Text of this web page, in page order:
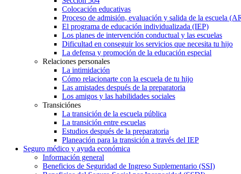
Colocación educativas
Proceso de admisión, evaluación y salida de la escuela
El programa de educación individualizada (IEP)
Los planes de intervención conductual y las escuelas
Dificultad en conseguir los servicios que necesita tu hijo
La defensa y promoción de la educación especial
Relaciones personales
La intimidación
Cómo relacionarte con la escuela de tu hijo
Las amistades después de la preparatoria
Los amigos y las habilidades sociales
Transiciónes
La transición de la escuela pública
La transición entre escuelas
Estudios después de la preparatoria
Planeación para la transición a través del IEP
Seguro médico y ayuda económica
Información general
Beneficios de Seguridad de Ingreso Suplementario (SSI)